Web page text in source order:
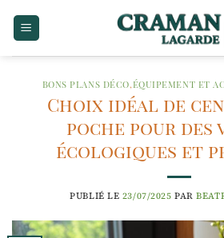
BONS PLANS DÉCO,ÉQUIPEMENT ET
Choix idéal de
poche pour des
écologiques et
PUBLIÉ LE 23/07/2025 PAR